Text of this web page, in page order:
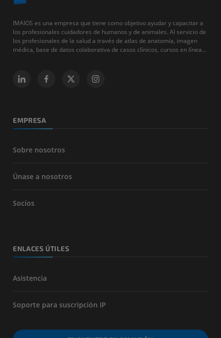
IMAIOS es una empresa que tiene como objetivo ayudar y capacitar a
los profesionales cuidadores de humanos y de animales. Al servicio de
los profesionales de la salud a través de atlas de anatomía, imagen
médica, base de datos colaborativa de casos clínicos, cursos en línea...
EMPRESA
Sobre nosotros
Únase a nosotros
Socios
ENLACES ÚTILES
Asistencia
Soporte para suscripción IP